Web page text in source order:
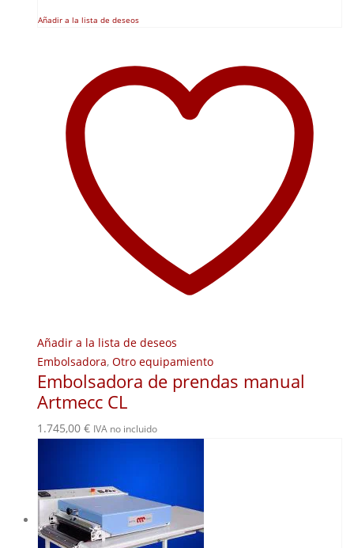
Añadir a la lista de deseos
Añadir a la lista de deseos
Embolsadora, Otro equipamiento
Embolsadora de prendas manual
Artmecc CL
1.745,00 € IVA no incluido